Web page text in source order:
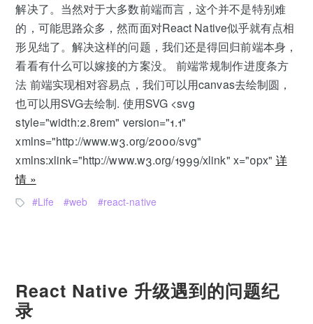
解决了。当然对于大多数前端而言，这个并不是特别难
的，可能思路众多，然而面对React Native似乎就有点相
形见绌了。解决这样的问题，我们还是得回归前端本身，
看看有什么可以嫁接的方案没。 前端常规制作进度条方
法 前端实现相对容易点，我们可以用canvas去绘制圆，
也可以用SVG去绘制. 使用SVG <svg
style="width:2.8rem" version="1.1"
xmlns="http://www.w3.org/2000/svg"
xmlns:xlink="http://www.w3.org/1999/xlink" x="0px" 详
情 »
Life web react-native
React Native 升级遇到的问题纪
录